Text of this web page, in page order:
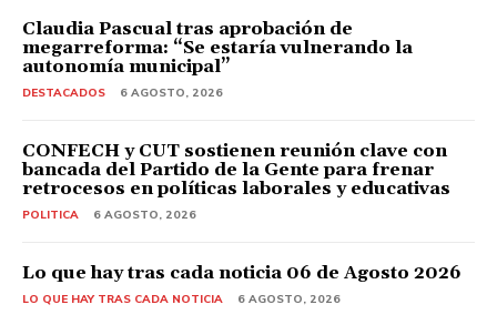
Claudia Pascual tras aprobación de
megarreforma: “Se estaría vulnerando la
autonomía municipal”
DESTACADOS 6 AGOSTO, 2026
CONFECH y CUT sostienen reunión clave con
bancada del Partido de la Gente para frenar
retrocesos en políticas laborales y educativas
POLITICA 6 AGOSTO, 2026
Lo que hay tras cada noticia 06 de Agosto 2026
LO QUE HAY TRAS CADA NOTICIA 6 AGOSTO, 2026